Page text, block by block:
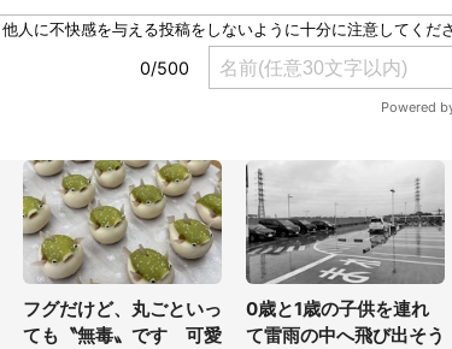
フグだけど、丸ごといっ
ても〝無毒〟です 可愛
0歳と1歳の子供を連れ
て雷雨の中へ飛び出そう